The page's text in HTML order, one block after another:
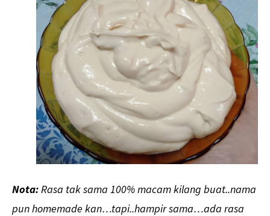
Nota:Rasa tak sama 100% macam kilang buat..nama
pun homemade kan…tapi..hampir sama…ada rasa